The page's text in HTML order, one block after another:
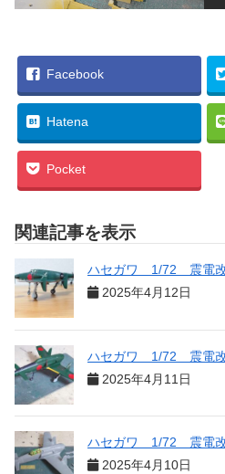
Facebook
Hatena
Pocket
関連記事を表示
ハセガワ 1/72 震電
2025年4月12日
ハセガワ 1/72 震電
2025年4月11日
ハセガワ 1/72 震電
2025年4月10日